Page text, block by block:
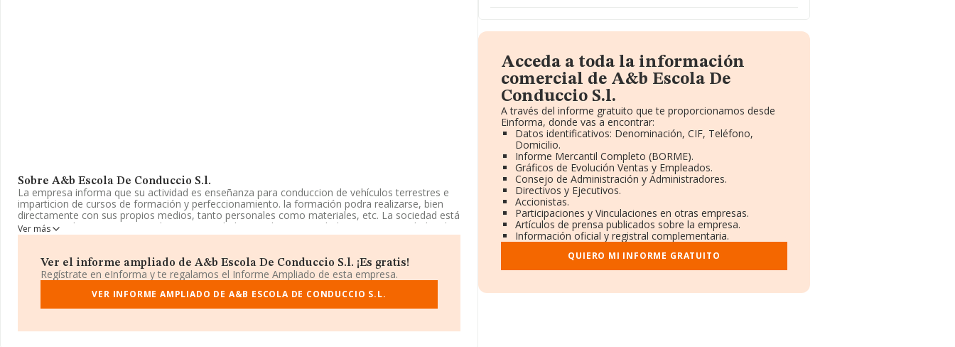
Sobre A&b Escola De Conduccio S.l.
La empresa informa que su actividad es enseñanza para conduccion de vehículos terrestres e
imparticion de cursos de formación y perfeccionamiento. la formación podra realizarse, bien
directamente con sus propios medios, tanto personales como materiales, etc. La sociedad está
inscrita en el Registro Mercantil como Sociedad Limitada. Su actividad CNAE es 'Actividades de
las escuelas de conducción y pilotaje' con código 8553. La compañía no tiene actividad en
La empresa españolaA&b Escola de Conduccio S.L, CIF B42768416, tiene su domicilio social
establecido en Calle Nadal núm. 28, (08030), en el municipio de Barcelona, Cataluña.
En relación con el sector y disponiendo de los datos de hasta 4.719 empresas, a nivel nacional
todas las compañías asciende a los 119 mil euros. Por último, con el fin de ampliar la
Ver más
Ver el informe ampliado de A&b Escola De Conduccio S.l. ¡Es gratis!
Regístrate en eInforma y te regalamos el Informe Ampliado de esta empresa.
VER INFORME AMPLIADO DE A&B ESCOLA DE CONDUCCIO S.L.
Acceda a toda la información
comercial de A&b Escola De
Conduccio S.l.
A través del informe gratuito que te proporcionamos desde
Einforma, donde vas a encontrar:
Datos identificativos: Denominación, CIF, Teléfono,
Domicilio.
Informe Mercantil Completo (BORME).
Gráficos de Evolución Ventas y Empleados.
Consejo de Administración y Administradores.
Directivos y Ejecutivos.
Accionistas.
Participaciones y Vinculaciones en otras empresas.
Artículos de prensa publicados sobre la empresa.
Información oficial y registral complementaria.
QUIERO MI INFORME GRATUITO